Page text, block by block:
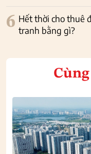
6 Hết thời cho thuê
tranh bằng gì?